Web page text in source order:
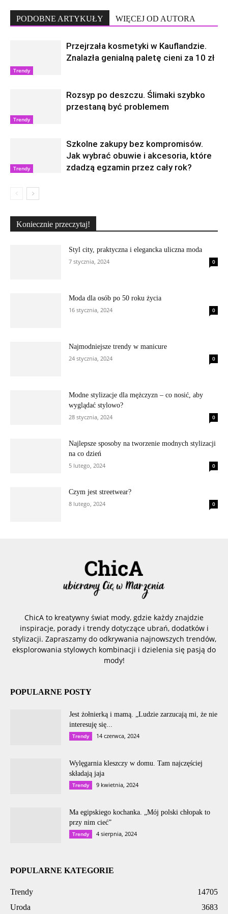
PODOBNE ARTYKUŁY WIĘCEJ OD AUTORA
Trendy
Przejrzała kosmetyki w Kauflandzie.
Znalazła genialną paletę cieni za 10 zł
Trendy
Rozsyp po deszczu. Ślimaki szybko
przestaną być problemem
Trendy
Szkolne zakupy bez kompromisów.
Jak wybrać obuwie i akcesoria, które
zdadzą egzamin przez cały rok?
Koniecznie przeczytaj!
Styl city, praktyczna i elegancka uliczna moda
7 stycznia, 2024
0
Moda dla osób po 50 roku życia
16 stycznia, 2024
0
Najmodniejsze trendy w manicure
24 stycznia, 2024
0
Modne stylizacje dla mężczyzn – co nosić, aby
wyglądać stylowo?
28 stycznia, 2024
0
Najlepsze sposoby na tworzenie modnych stylizacji
na co dzień
5 lutego, 2024
0
Czym jest streetwear?
8 lutego, 2024
0
ChicA to kreatywny świat mody, gdzie każdy znajdzie
inspiracje, porady i trendy dotyczące ubrań, dodatków i
stylizacji. Zapraszamy do odkrywania najnowszych trendów,
eksplorowania stylowych kombinacji i dzielenia się pasją do
mody!
POPULARNE POSTY
Jest żołnierką i mamą. „Ludzie zarzucają mi, że nie
interesuję się...
Trendy 14 czerwca, 2024
Wylęgarnia kleszczy w domu. Tam najczęściej
składają jaja
Trendy 9 kwietnia, 2024
Ma egipskiego kochanka. „Mój polski chłopak to
przy nim cieć”
Trendy 4 sierpnia, 2024
POPULARNE KATEGORIE
Trendy
14705
Uroda
3683